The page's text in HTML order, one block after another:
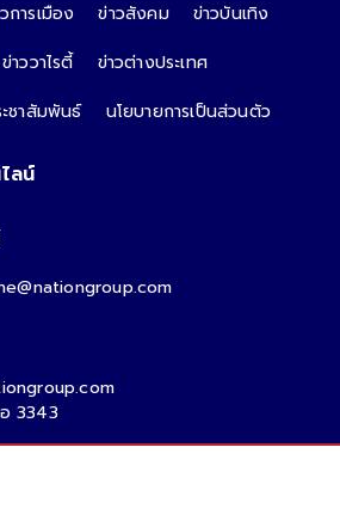
การเมือง ข่าวสังคม
ข่าวบันเทิง
ข่าววาไรตี้
ข่าวต่างประเทศ
ชาสัมพันธ์ นโยบายการเป็นส่วนตัว
ลน์
3343